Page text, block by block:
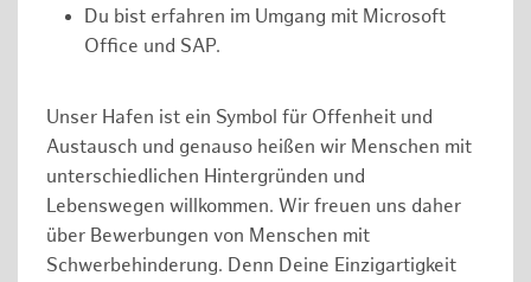
Du bist erfahren im Umgang mit Microsoft
Office und SAP.
Unser Hafen ist ein Symbol für Offenheit und
Austausch und genauso heißen wir Menschen mit
unterschiedlichen Hintergründen und
Lebenswegen willkommen. Wir freuen uns daher
über Bewerbungen von Menschen mit
Schwerbehinderung. Denn Deine Einzigartigkeit